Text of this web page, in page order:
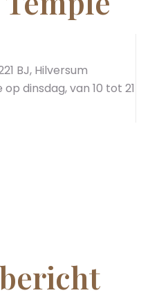
BJ, Hilversum
dinsdag, van 10 tot 21